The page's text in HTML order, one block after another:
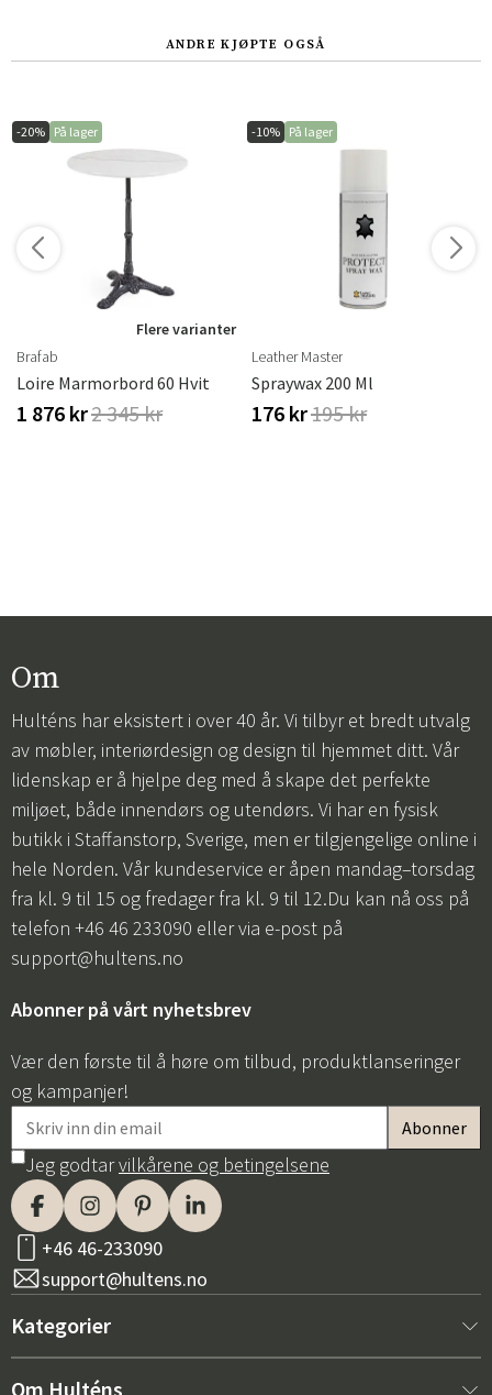
ANDRE KJØPTE OGSÅ
-20% På lager
Flere varianter
Brafab
Loire Marmorbord 60 Hvit
1 876 kr2 345 kr
-10% På lager
Leather Master
Spraywax 200 Ml
176 kr195 kr
Om
Hulténs har eksistert i over 40 år. Vi tilbyr et bredt utvalg
av møbler, interiørdesign og design til hjemmet ditt. Vår
lidenskap er å hjelpe deg med å skape det perfekte
miljøet, både innendørs og utendørs. Vi har en fysisk
butikk i Staffanstorp, Sverige, men er tilgjengelige online i
hele Norden. Vår kundeservice er åpen mandag–torsdag
fra kl. 9 til 15 og fredager fra kl. 9 til 12.Du kan nå oss på
telefon +46 46 233090 eller via e-post på
support@hultens.no
Abonner på vårt nyhetsbrev
Vær den første til å høre om tilbud, produktlanseringer
og kampanjer!
Jeg godtarvilkårene og betingelsene
+46 46-233090
support@hultens.no
Kategorier
Nytt hos oss
Om Hulténs